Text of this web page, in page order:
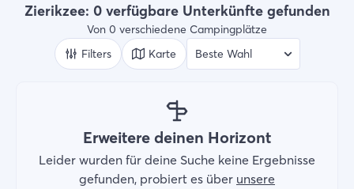
Wer
2 Gäste
Suche
Zierikzee: 0 verfügbare Unterkünfte gefunden
Von 0 verschiedene Campingplätze
Filters
Karte
Erweitere deinen Horizont
Leider wurden für deine Suche keine Ergebnisse
gefunden, probiert es über unsere